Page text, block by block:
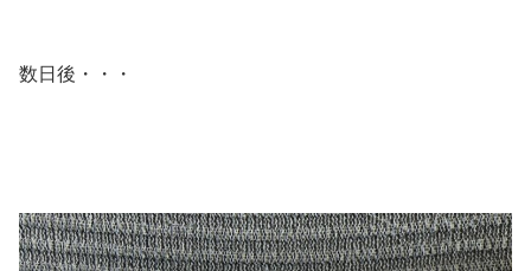
数日後・・・